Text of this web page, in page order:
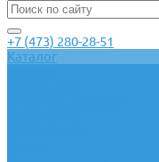
+7 (473) 280-28-51
Каталог